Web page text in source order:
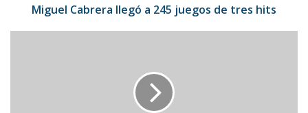
Miguel Cabrera llegó a 245 juegos de tres hits